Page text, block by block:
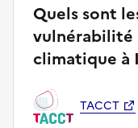
Quels sont
vulnérabilité
climatique à
TACCT